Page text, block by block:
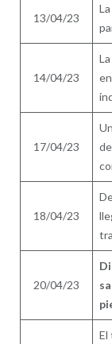
13/04/23
14/04/23
17/04/23
18/04/23
20/04/23
El